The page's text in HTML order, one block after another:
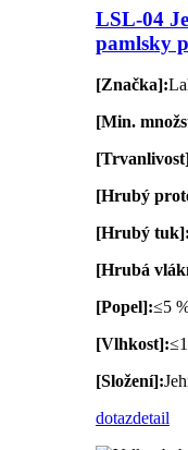
LSL-04
pamlsky
[Značka]:
[Min.
[Hrubý
[Hrubý tuk]:
[Hrubá
[Popel]:≤5
[Vlhkost]:
[Složení]:
dotazdetail